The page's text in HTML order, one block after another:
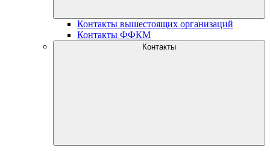
Контакты вышестоящих организаций
Контакты ФФКМ
Контакты